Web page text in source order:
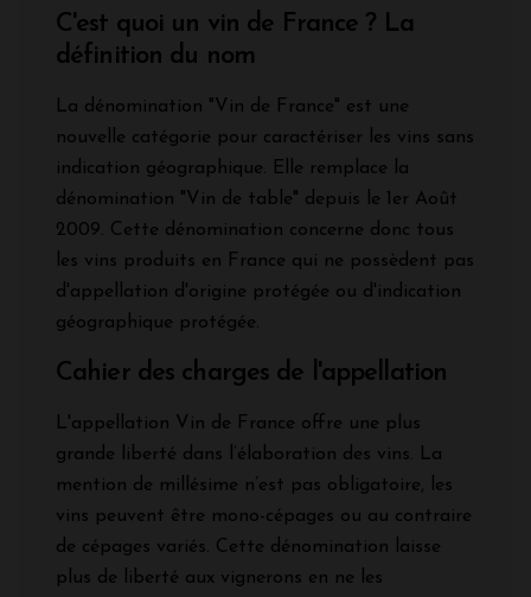
C'est quoi un vin de France ? La
définition du nom
La dénomination "Vin de France" est une
nouvelle catégorie pour caractériser les vins sans
indication géographique. Elle remplace la
dénomination "Vin de table" depuis le 1er Août
2009. Cette dénomination concerne donc tous
les vins produits en France qui ne possèdent pas
d'appellation d'origine protégée ou d'indication
géographique protégée.
Cahier des charges de l'appellation
L'appellation Vin de France offre une plus
grande liberté dans l’élaboration des vins. La
mention de millésime n’est pas obligatoire, les
vins peuvent être mono-cépages ou au contraire
de cépages variés. Cette dénomination laisse
plus de liberté aux vignerons en ne les